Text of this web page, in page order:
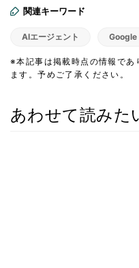
関連キーワード
AIエージェント Google
※本記事は掲載時点の情報であ
ます。予めご了承ください。
あわせて読みた